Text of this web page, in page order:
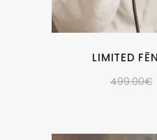
LIMITED
499.00€